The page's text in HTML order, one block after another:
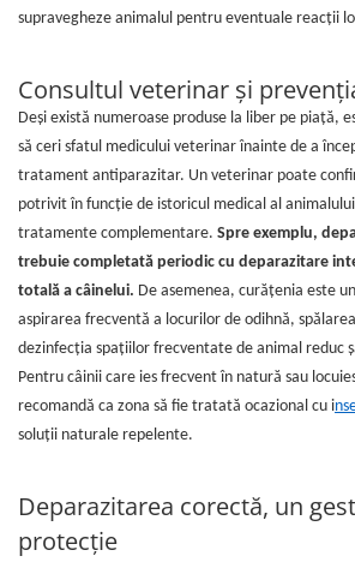
supravegheze animalul pentru eventuale reacții
Consultul veterinar și
Deși există numeroase produse la liber pe piață,
să ceri sfatul medicului veterinar înainte de a
tratament antiparazitar. Un veterinar poate
potrivit în funcție de istoricul medical al
tratamente complementare. Spre exemplu,
trebuie completată periodic cu deparazitare
totală a câinelui. De asemenea, curățenia este
aspirarea frecventă a locurilor de odihnă,
dezinfecția spațiilor frecventate de animal reduc
Pentru câinii care ies frecvent în natură sau
recomandă ca zona să fie tratată ocazional cu i
soluții naturale repelente.
Deparazitarea corectă, un
protecție